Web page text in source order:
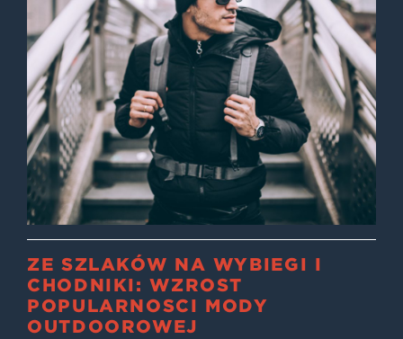
ZE SZLAKÓW NA WYBIEGI I
CHODNIKI: WZROST
POPULARNOŚCI MODY
OUTDOOROWEJ